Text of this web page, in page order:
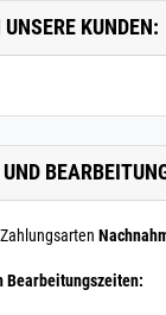
KUNDEN:
Bearbeitungszeiten: